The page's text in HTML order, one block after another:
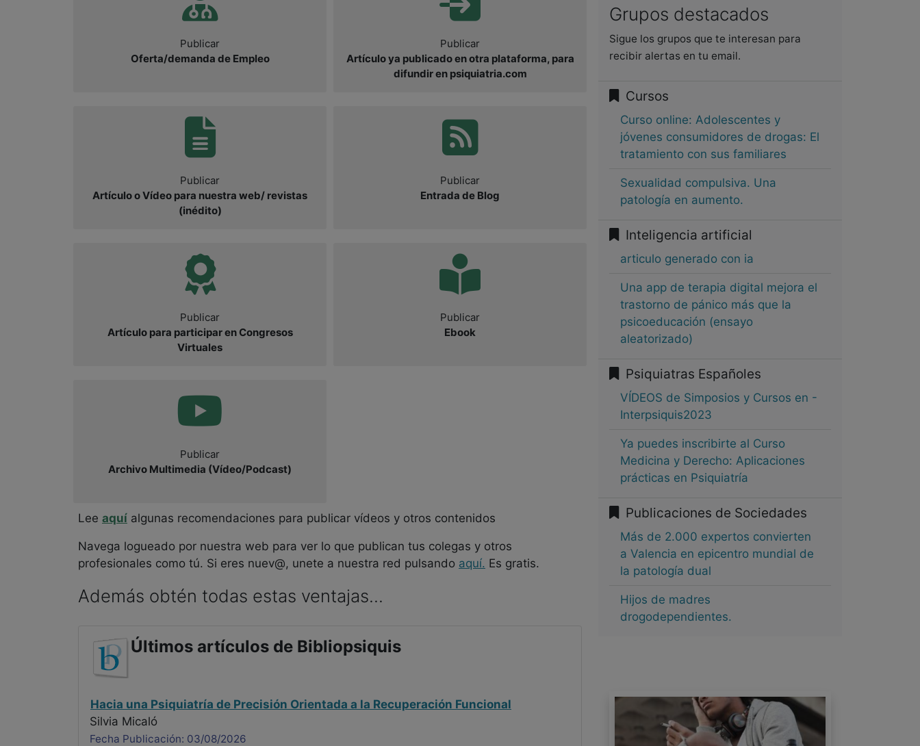
Publicar
Oferta/demanda de Empleo
Publicar
Artículo ya publicado en otra plataforma, para
difundir en psiquiatria.com
Publicar
Artículo o Vídeo para nuestra web/ revistas
(inédito)
Publicar
Entrada de Blog
Publicar
Artículo para participar en Congresos
Virtuales
Publicar
Ebook
Publicar
Archivo Multimedia (Vídeo/Podcast)
Lee aquí algunas recomendaciones para publicar vídeos y otros contenidos
Navega logueado por nuestra web para ver lo que publican tus colegas y otros
profesionales como tú. Si eres nuev@, unete a nuestra red pulsando aquí. Es gratis.
Además obtén todas estas ventajas...
Últimos artículos de Bibliopsiquis
Hacia una Psiquiatría de Precisión Orientada a la Recuperación Funcional
Silvia Micaló
Fecha Publicación: 03/08/2026
Grupos destacados
Sigue los grupos que te interesan para
recibir alertas en tu email.
Cursos
Curso online: Adolescentes y
jóvenes consumidores de drogas: El
tratamiento con sus familiares
Sexualidad compulsiva. Una
patología en aumento.
Inteligencia artificial
articulo generado con ia
Una app de terapia digital mejora el
trastorno de pánico más que la
psicoeducación (ensayo
aleatorizado)
Psiquiatras Españoles
VÍDEOS de Simposios y Cursos en -
Interpsiquis2023
Ya puedes inscribirte al Curso
Medicina y Derecho: Aplicaciones
prácticas en Psiquiatría
Publicaciones de Sociedades
Más de 2.000 expertos convierten
a Valencia en epicentro mundial de
la patología dual
Hijos de madres
drogodependientes.